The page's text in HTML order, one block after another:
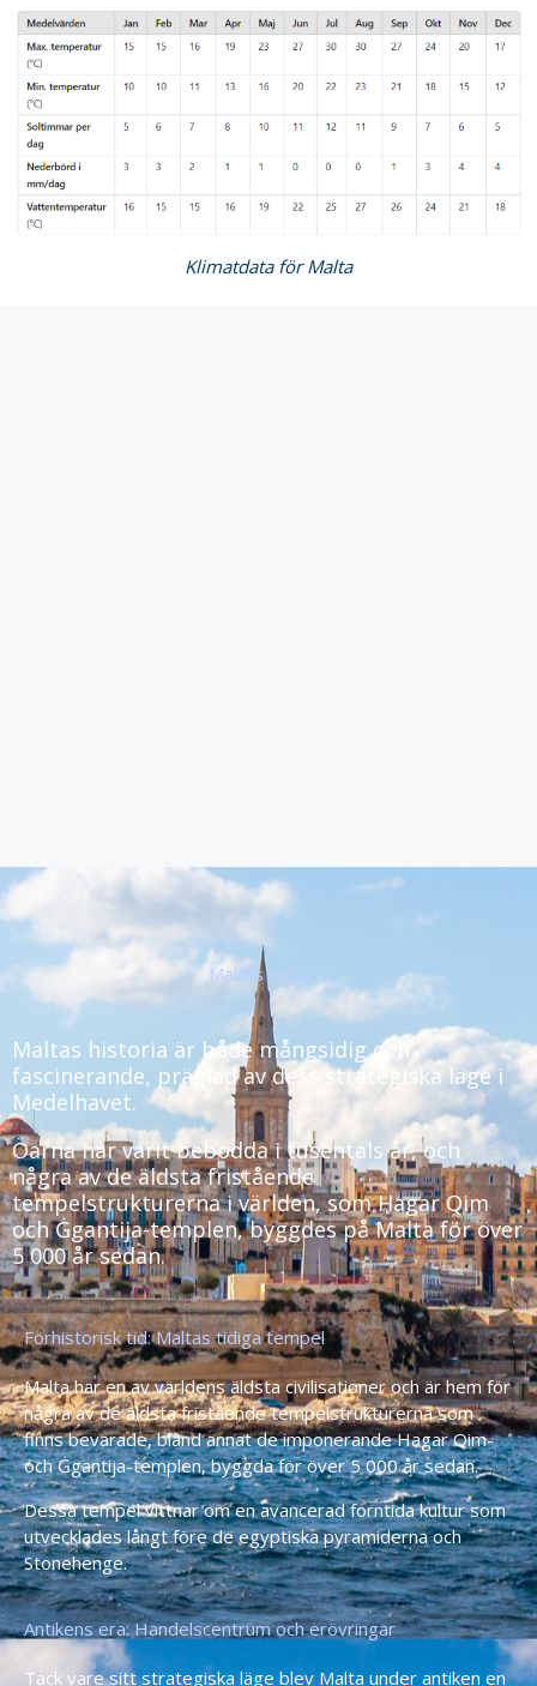
Klimatdata för Malta
Maltas historia
Maltas historia är både mångsidig och
fascinerande, präglad av dess strategiska läge i
Medelhavet.
Öarna har varit bebodda i tusentals år, och
några av de äldsta fristående
tempelstrukturerna i världen, som Hagar Qim
och Ġgantija-templen, byggdes på Malta för över
5 000 år sedan.
Förhistorisk tid: Maltas tidiga tempel
Malta har en av världens äldsta civilisationer och är hem för
några av de äldsta fristående tempelstrukturerna som
finns bevarade, bland annat de imponerande Hagar Qim-
och Ġgantija-templen, byggda för över 5 000 år sedan.
Dessa tempel vittnar om en avancerad forntida kultur som
utvecklades långt före de egyptiska pyramiderna och
Stonehenge.
Antikens era: Handelscentrum och erövringar
Tack vare sitt strategiska läge blev Malta under antiken en